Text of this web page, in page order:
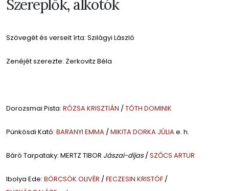
Szereplők, alkotók
Szövegét és verseit írta: Szilágyi László
Zenéjét szerezte: Zerkovitz Béla
Dorozsmai Pista: RÓZSA KRISZTIÁN /TÓTH DOMINIK
Pünkösdi Kató: BARANYI EMMA /MIKITA DORKA JÚLIAe. h.
Báró Tarpataky: MERTZ TIBOR Jászai-díjas/SZŐCS ARTUR
Ibolya Ede: BÖRCSÖK OLIVÉR /FECZESIN KRISTÓF /